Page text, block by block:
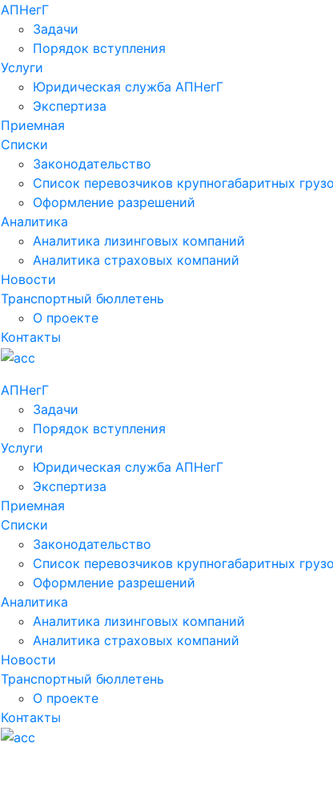
АПНегГ
Задачи
Порядок вступления
Услуги
Юридическая служба АПНегГ
Экспертиза
Приемная
Списки
Законодательство
Список перевозчиков крупногабаритных
Оформление разрешений
Аналитика
Аналитика лизинговых компаний
Aналитика страховых компаний
Новости
Транспортный бюллетень
О проекте
Контакты
АПНегГ
Задачи
Порядок вступления
Услуги
Юридическая служба АПНегГ
Экспертиза
Приемная
Списки
Законодательство
Список перевозчиков крупногабаритных
Оформление разрешений
Аналитика
Аналитика лизинговых компаний
Aналитика страховых компаний
Новости
Транспортный бюллетень
О проекте
Контакты